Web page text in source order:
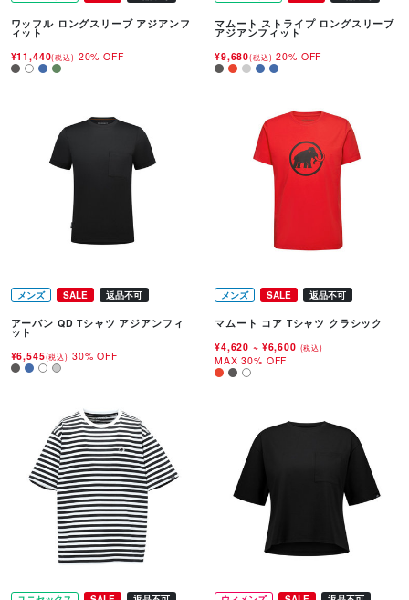
ワッフル ロングスリーブ アジアンフ
ィット
¥11,440(税込) 20% OFF
マムート ストライプ ロングスリーブ
アジアンフィット
¥9,680(税込) 20% OFF
メンズ SALE 返品不可
アーバン QD Tシャツ アジアンフィ
ット
¥6,545(税込) 30% OFF
メンズ SALE 返品不可
マムート コア Tシャツ クラシック
¥4,620 ~ ¥6,600 (税込)
MAX 30% OFF